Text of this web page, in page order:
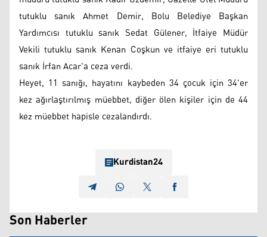
tutuklu sanık Ahmet Demir, Bolu Belediye Başkan
Yardımcısı tutuklu sanık Sedat Gülener, İtfaiye Müdür
Vekili tutuklu sanık Kenan Coşkun ve itfaiye eri tutuklu
sanık İrfan Acar'a ceza verdi.
Heyet, 11 sanığı, hayatını kaybeden 34 çocuk için 34'er
kez ağırlaştırılmış müebbet, diğer ölen kişiler için de 44
kez müebbet hapisle cezalandırdı.
Kurdistan24
Son Haberler